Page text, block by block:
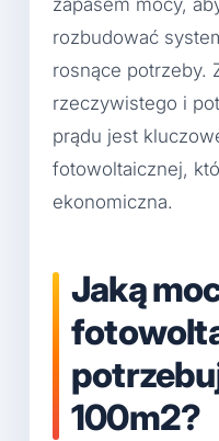
zapasem mocy,
rozbudować
rosnące potrzeby.
rzeczywistego i
prądu jest
fotowoltaicznej,
ekonomiczna.
Jaką
100m2?